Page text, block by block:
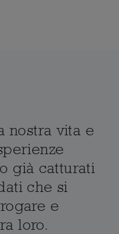
nostra vita e
già catturati
che si
e
loro.